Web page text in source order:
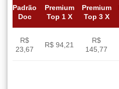
Padrão
Doc
Premium
Top 1 X
Premium
Top 3 X
R$
23,67
R$ 94,21
R$
145,77